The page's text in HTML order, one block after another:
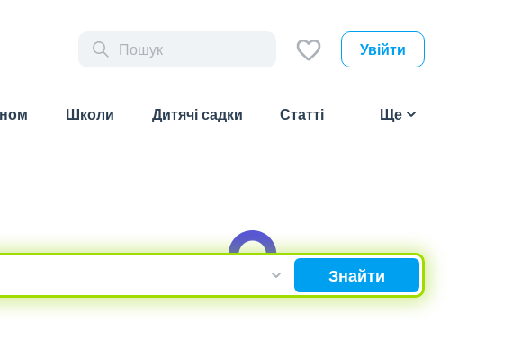
Увійти
Школи Дитячі садки Статті Ще
Знайти